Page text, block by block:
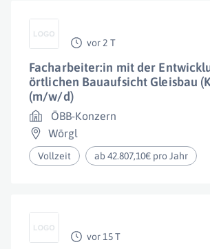
vor 2 T
Facharbeiter:in mit der
örtlichen Bauaufsicht Gleisbau
(m/w/d)
ÖBB-Konzern
Wörgl
Vollzeit ab 42.807,10€ pro Jahr
vor 15 T